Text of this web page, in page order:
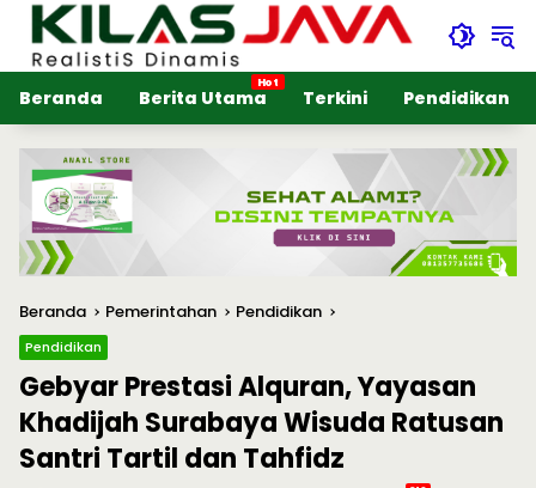
Langsung
konten
Beranda
Berita Utama Terkini Pendidikan
Beranda Pemerintahan Pendidikan
Pendidikan
Gebyar Prestasi Alquran, Yayasan
Khadijah Surabaya Wisuda Ratusan
Santri Tartil dan Tahfidz